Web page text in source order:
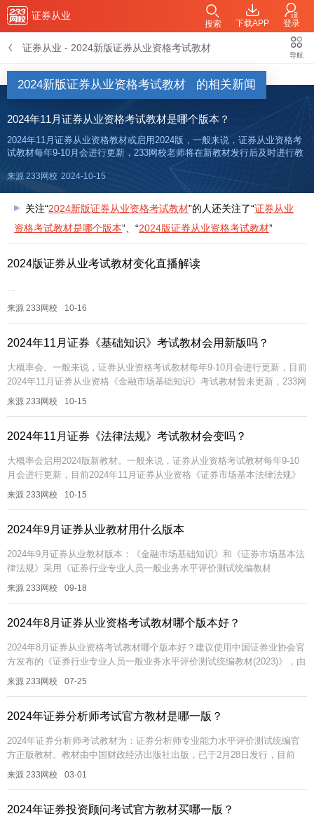
证券从业
下载APP 登录
搜索
证券从业 - 2024新版证券从业资格考试教材
导航
2024新版证券从业资格考试教材 的相关新闻
2024年11月证券从业资格考试教材是哪个版本？
2024年11月证券从业资格教材或启用2024版，一般来说，证券从业资格考
试教材每年9-10月会进行更新，233网校老师将在新教材发行后及时进行教
材变化解读，敬请关注！2024版证券从业考试教材变化对比+直播解读，建
议收藏关注！目前最新版为：《金融市场基础知识
来源 233网校 2024-10-15
关注“2024新版证券从业资格考试教材”的人还关注了“证券从业
资格考试教材是哪个版本”、“2024版证券从业资格考试教材”
2024版证券从业考试教材变化直播解读
...
来源 233网校 10-16
2024年11月证券《基础知识》考试教材会用新版吗？
大概率会。一般来说，证券从业资格考试教材每年9-10月会进行更新，目前
2024年11月证券从业资格《金融市场基础知识》考试教材暂未更新，233网
校老师将在新教材发行后及时进行教材变化解读，敬请关注！2...
来源 233网校 10-15
2024年11月证券《法律法规》考试教材会变吗？
大概率会启用2024版新教材。一般来说，证券从业资格考试教材每年9-10
月会进行更新，目前2024年11月证券从业资格《证券市场基本法律法规》
考试教材暂未更新，233网校老师将在新教材发行后及时进行教...
来源 233网校 10-15
2024年9月证券从业教材用什么版本
2024年9月证券从业教材版本：《金融市场基础知识》和《证券市场基本法
律法规》采用《证券行业专业人员一般业务水平评价测试统编教材
(2023)》，《证券分析师》考试对应的教材为《发布证券研究报告业务
来源 233网校 09-18
2024年8月证券从业资格考试教材哪个版本好？
2024年8月证券从业资格考试教材哪个版本好？建议使用中国证券业协会官
方发布的《证券行业专业人员一般业务水平评价测试统编教材(2023)》，由
中国财政经济出版社出版，共《金融市场基础知识》和《证券市场...
来源 233网校 07-25
2024年证券分析师考试官方教材是哪一版？
2024年证券分析师考试教材为：证券分析师专业能力水平评价测试统编官
方正版教材。教材由中国财政经济出版社出版，已于2月28日发行，目前
233网校书店已上线，需要的同学可以点此进入购买【233网校书店购...
来源 233网校 03-01
2024年证券投资顾问考试官方教材买哪一版？